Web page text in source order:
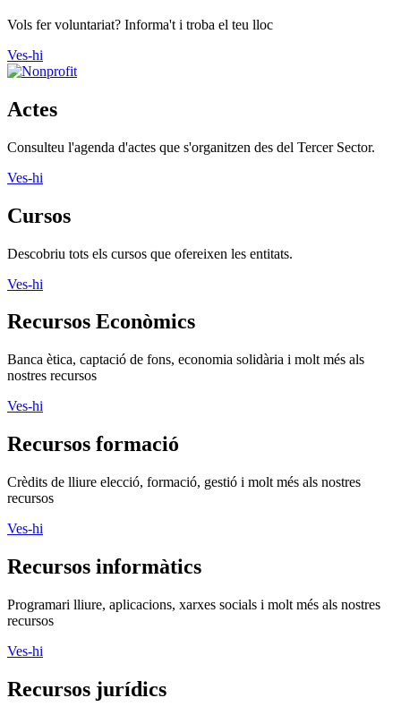
Vols fer voluntariat? Informa't i troba el teu lloc
Ves-hi
Actes
Consulteu l'agenda d'actes que s'organitzen des del Tercer Sector.
Ves-hi
Cursos
Descobriu tots els cursos que ofereixen les entitats.
Ves-hi
Recursos Econòmics
Banca ètica, captació de fons, economia solidària i molt més als
nostres recursos
Ves-hi
Recursos formació
Crèdits de lliure elecció, formació, gestió i molt més als nostres
recursos
Ves-hi
Recursos informàtics
Programari lliure, aplicacions, xarxes socials i molt més als nostres
recursos
Ves-hi
Recursos jurídics